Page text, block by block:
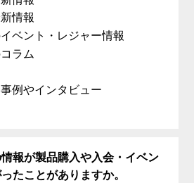
情報
ベント・レジャー情報
ラム
例やインタビュー
報が製品購入や入会・イベン
たことがありますか。